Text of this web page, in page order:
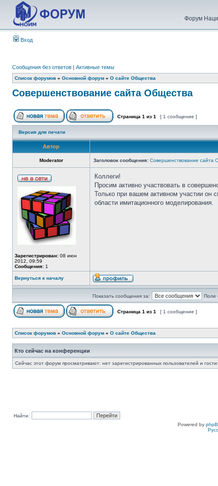
Форум
Вход
Сообщения без ответов | Активные темы
Список форумов » Основной форум » О сайте Общества
Совершенствование сайта Общества
Страница 1 из 1 [ 1 сообщение ]
Версия для печати
Автор
Moderator Заголовок сообщения: Совершенствование сайта
Зарегистрирован: 08 июн
2012, 09:59
Сообщения: 1
Коллеги!
Просим активно участвовать в
Только при вашем активном участии он
области имитационного моделирования.
Вернуться к началу
Показать сообщения за: Поле
Страница 1 из 1 [ 1 сообщение ]
Список форумов » Основной форум » О сайте Общества
Кто сейчас на конференции
Сейчас этот форум просматривают: нет зарегистрированных пользователей и
Найти:
Powered by